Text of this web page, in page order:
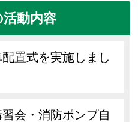
動内容
置式を実施しまし
会・消防ポンプ自